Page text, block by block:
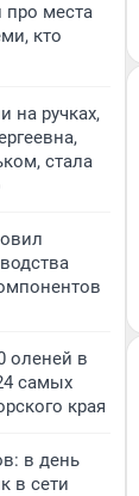
про места
кто
на ручках,
стала
оленей в
самых
края
в день
в сети